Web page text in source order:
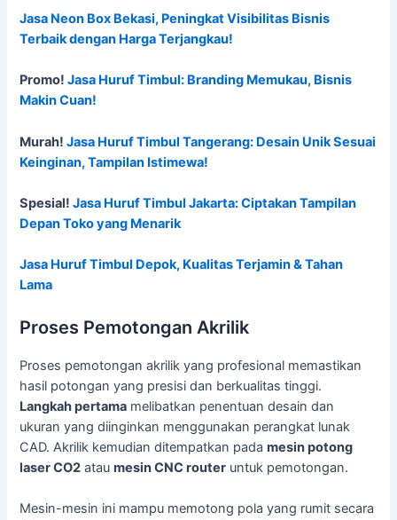
Jasa Neon Box Bekasi, Peningkat Visibilitas Bisnis
Terbaik dengan Harga Terjangkau!
Promo!Jasa Huruf Timbul: Branding Memukau, Bisnis
Makin Cuan!
Murah!Jasa Huruf Timbul Tangerang: Desain Unik Sesuai
Keinginan, Tampilan Istimewa!
Spesial!Jasa Huruf Timbul Jakarta: Ciptakan Tampilan
Depan Toko yang Menarik
Jasa Huruf Timbul Depok, Kualitas Terjamin & Tahan
Lama
Proses Pemotongan Akrilik
Proses pemotongan akrilik yang profesional memastikan
hasil potongan yang presisi dan berkualitas tinggi.
Langkah pertama melibatkan penentuan desain dan
ukuran yang diinginkan menggunakan perangkat lunak
CAD. Akrilik kemudian ditempatkan padamesin potong
laser CO2 ataumesin CNC router untuk pemotongan.
Mesin-mesin ini mampu memotong pola yang rumit secara